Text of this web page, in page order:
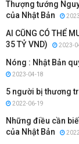
Thượng tướng
của Nhật Bản
AI CŨNG CÓ THỂ
35 TỶ VND)
2023-
Nóng : Nhật Bản
2023-04-18
5 người bị thương
2022-06-19
Những điều cần
của Nhật Bản